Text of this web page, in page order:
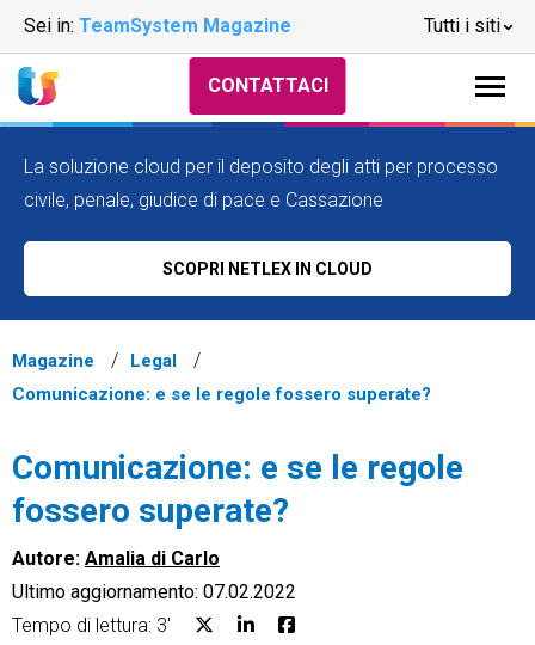
Sei in: TeamSystem Magazine Tutti i siti
CONTATTACI
La soluzione cloud per il deposito degli atti per processo
civile, penale, giudice di pace e Cassazione
SCOPRI NETLEX IN CLOUD
Magazine
Legal
Comunicazione: e se le regole fossero superate?
Comunicazione: e se le regole
fossero superate?
Autore: Amalia di Carlo
Ultimo aggiornamento: 07.02.2022
Tempo di lettura: 3'